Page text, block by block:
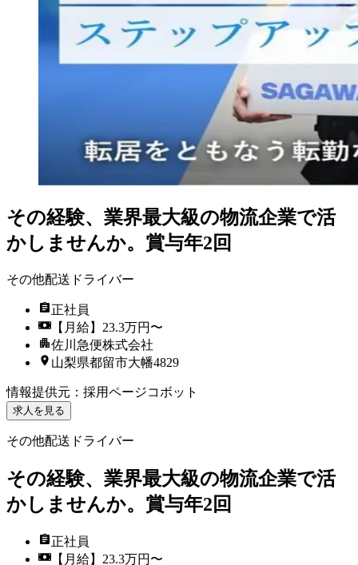
その経験、業界最大級の物流企業で活
かしませんか。賞与年2回
その他配送ドライバー
正社員
【月給】23.3万円〜
佐川急便株式会社
山梨県都留市大幡4829
情報提供元 ： 採用ページコボット
求人を見る
その他配送ドライバー
その経験、業界最大級の物流企業で活
かしませんか。賞与年2回
正社員
【月給】23.3万円〜